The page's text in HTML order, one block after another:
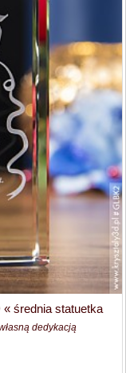
« średnia statuetka
dedykacją